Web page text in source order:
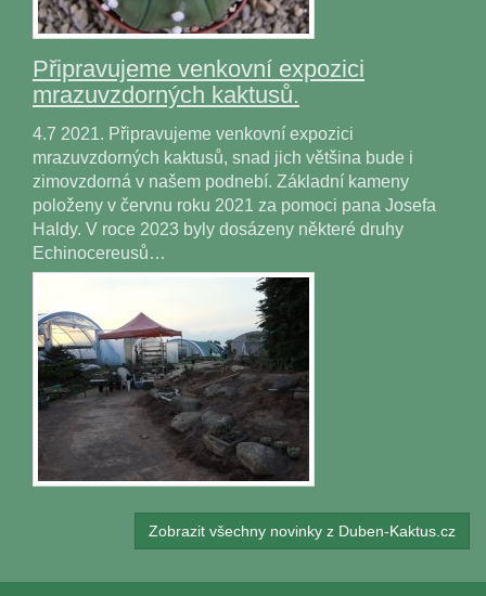
Připravujeme venkovní expozici
mrazuvzdorných kaktusů.
4.7 2021. Připravujeme venkovní expozici
mrazuvzdorných kaktusů, snad jich většina bude i
zimovzdorná v našem podnebí. Základní kameny
položeny v červnu roku 2021 za pomoci pana Josefa
Haldy. V roce 2023 byly dosázeny některé druhy
Echinocereusů…
Zobrazit všechny novinky z Duben-Kaktus.cz